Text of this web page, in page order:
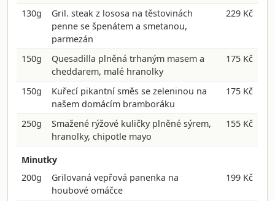
130g
Gril. steak z lososa na těstovinách
penne se špenátem a smetanou,
parmezán
229 Kč
150g
Quesadilla plněná trhaným masem a
cheddarem, malé hranolky
175 Kč
150g
Kuřecí pikantní směs se zeleninou na
našem domácím bramboráku
175 Kč
250g
Smažené rýžové kuličky plněné sýrem,
hranolky, chipotle mayo
155 Kč
Minutky
200g
Grilovaná vepřová panenka na
houbové omáčce
199 Kč